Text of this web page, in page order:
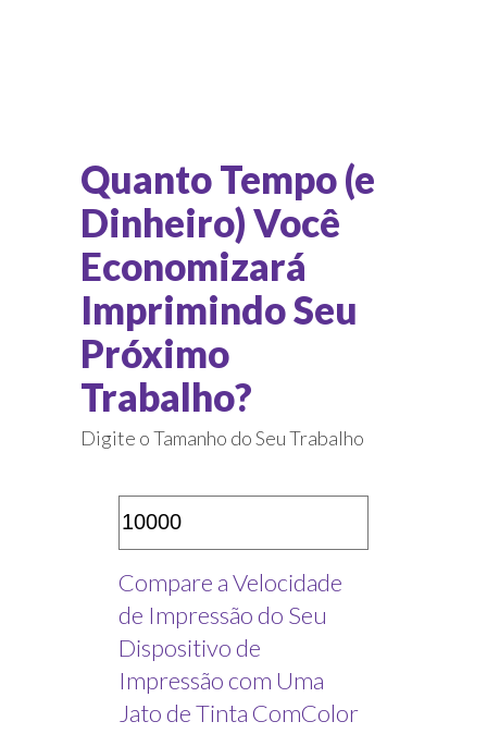
Quanto Tempo (e
Dinheiro) Você
Economizará
Imprimindo Seu
Próximo
Trabalho?
Digite o Tamanho do Seu Trabalho
Compare a Velocidade
de Impressão do Seu
Dispositivo de
Impressão com Uma
Jato de Tinta ComColor